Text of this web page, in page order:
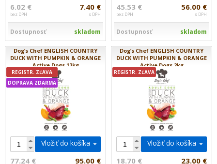
6.02 €
bez DPH
7.40 €
s DPH
Dostupnosť skladom
45.53 €
bez DPH
56.00 €
s DPH
Dostupnosť skladom
Dog’s Chef ENGLISH COUNTRY
DUCK WITH PUMPKIN & ORANGE
Active Dogs 12kg
REGISTR. ZĽAVA
DOPRAVA ZDARMA
Vložiť do košíka
77.24 € 95.00 €
Dog’s Chef ENGLISH COUNTRY
DUCK WITH PUMPKIN & ORANGE
Active Dogs 2kg
REGISTR. ZĽAVA
Vložiť do košíka
18.70 € 23.00 €